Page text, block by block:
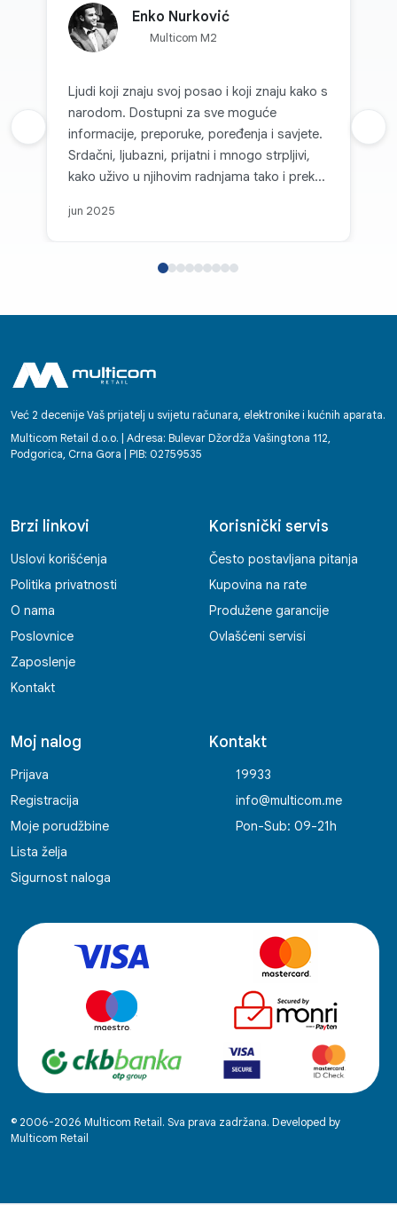
Enko Nurković
Multicom M2
Ljudi koji znaju svoj posao i koji znaju kako s
narodom. Dostupni za sve moguće
informacije, preporuke, poređenja i savjete.
Srdačni, ljubazni, prijatni i mnogo strpljivi,
kako uživo u njihovim radnjama tako i preko
za Multicom d.o.o. i sve pohvale za takvu
slobodno reći, parira velikim firmama i
Bilo da se radi o podršci, savjetovanju ili
tehničkoj pomoći, radnici Multicoma
ostavljaju dojam partnera na kojega se
možete osloniti. Svako dobro! Enko
jun 2025
Prethodna recenzija
Već 2 decenije Vaš prijatelj u svijetu računara, elektronike i kućnih aparata.
Multicom Retail d.o.o. | Adresa: Bulevar Džordža Vašingtona 112,
Podgorica, Crna Gora | PIB: 02759535
Brzi linkovi
Uslovi korišćenja
Politika privatnosti
O nama
Poslovnice
Zaposlenje
Kontakt
Korisnički servis
Često postavljana pitanja
Kupovina na rate
Produžene garancije
Ovlašćeni servisi
Moj nalog
Prijava
Registracija
Moje porudžbine
Lista želja
Sigurnost naloga
Kontakt
19933
info@multicom.me
Pon-Sub: 09-21h
© 2006-2026 Multicom Retail. Sva prava zadržana. Developed by
Multicom Retail